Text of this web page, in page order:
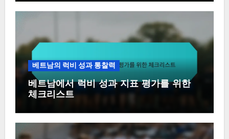
베트남의 럭비 성과 통찰력
베트남에서 럭비 성과 지표 평가를 위한
체크리스트